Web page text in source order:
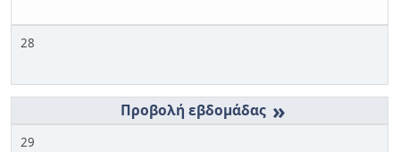
28
»
29